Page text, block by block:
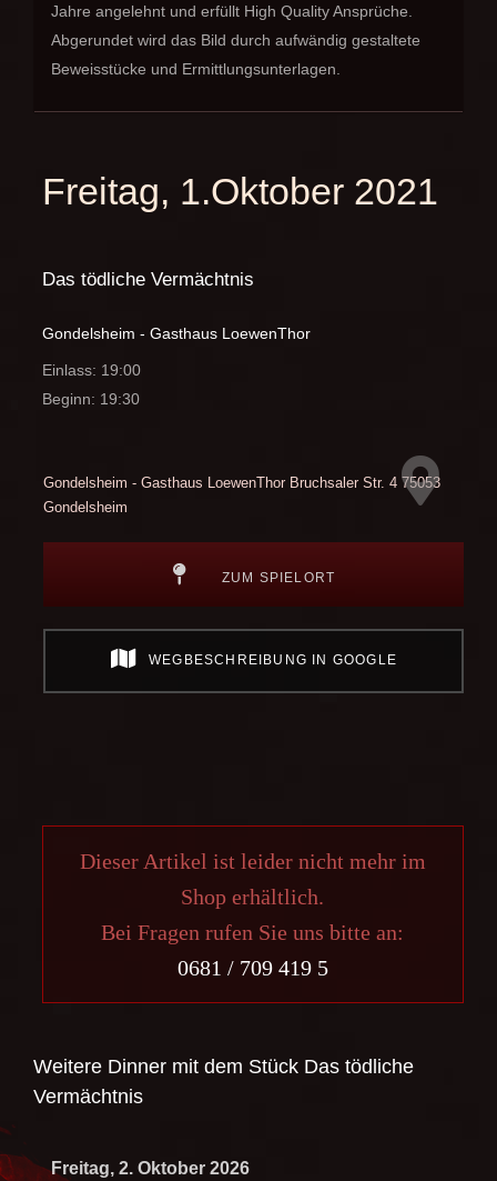
Jahre angelehnt und erfüllt High Quality Ansprüche.
Abgerundet wird das Bild durch aufwändig gestaltete
Beweisstücke und Ermittlungsunterlagen.
Freitag, 1.Oktober 2021
Das tödliche Vermächtnis
Gondelsheim - Gasthaus LoewenThor
Einlass: 19:00
Beginn: 19:30
Gondelsheim - Gasthaus LoewenThorBruchsaler Str. 4 75053
Gondelsheim
ZUM SPIELORT
WEGBESCHREIBUNG IN GOOGLE
Dieser Artikel ist leider nicht mehr im
Shop erhältlich.
Bei Fragen rufen Sie uns bitte an:
0681 / 709 419 5
Weitere Dinner mit dem Stück Das tödliche
Vermächtnis
Freitag, 2. Oktober 2026